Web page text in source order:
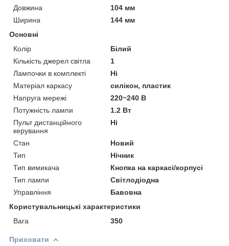
Довжина
104 мм
Ширина
144 мм
Основні
Колір
Білий
Кількість джерел світла
1
Лампочки в комплекті
Ні
Матеріал каркасу
силікон, пластик
Напруга мережі
220~240 В
Потужність лампи
1.2 Вт
Пульт дистанційного
керування
Ні
Стан
Новий
Тип
Нічник
Тип вимикача
Кнопка на каркасі/корпусі
Тип лампи
Світлодіодна
Управління
Бавовна
Користувальницькі характеристики
Вага
350
Приховати